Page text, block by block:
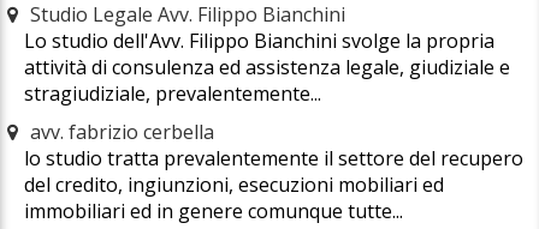
Studio Legale Avv. Filippo Bianchini
Lo studio dell'Avv. Filippo Bianchini svolge la propria
attività di consulenza ed assistenza legale, giudiziale e
stragiudiziale, prevalentemente...
avv. fabrizio cerbella
lo studio tratta prevalentemente il settore del recupero
del credito, ingiunzioni, esecuzioni mobiliari ed
immobiliari ed in genere comunque tutte...